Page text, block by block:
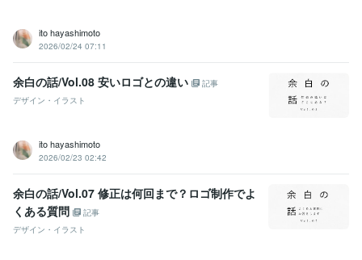
ito hayashimoto
2026/02/24 07:11
余白の話/Vol.08 安いロゴとの違い
記事
デザイン・イラスト
ito hayashimoto
2026/02/23 02:42
余白の話/Vol.07 修正は何回まで？ロゴ制作でよ
くある質問
記事
デザイン・イラスト